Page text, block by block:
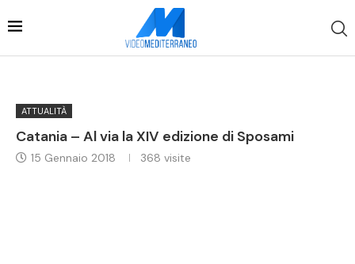
ATTUALITÀ
Catania – Al via la XIV edizione di Sposami
15 Gennaio 2018 368 visite